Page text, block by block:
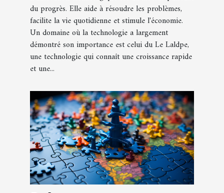
du progrès. Elle aide à résoudre les problèmes,
facilite la vie quotidienne et stimule l'économie.
Un domaine où la technologie a largement
démontré son importance est celui du Le Laldpe,
une technologie qui connaît une croissance rapide
et une...